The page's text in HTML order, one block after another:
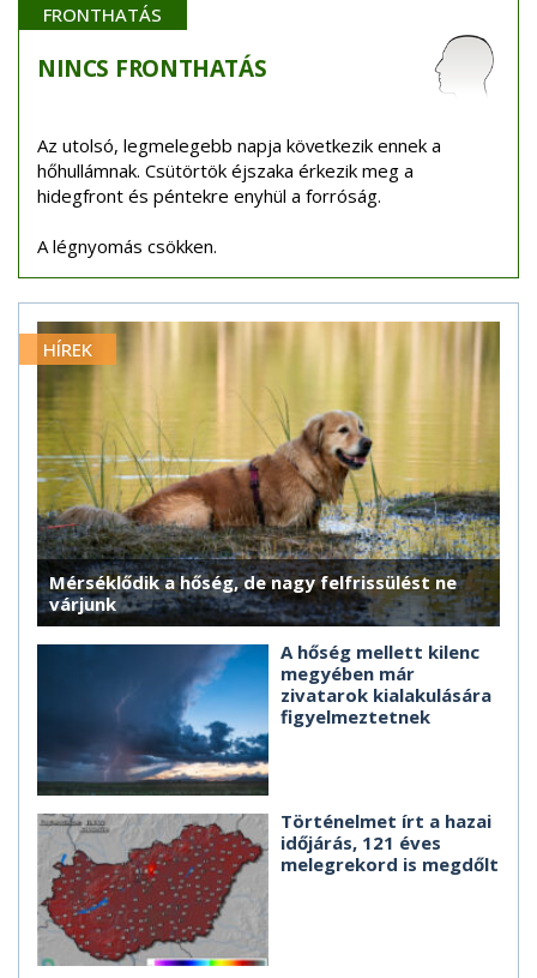
FRONTHATÁS
NINCS FRONTHATÁS
Az utolsó, legmelegebb napja következik ennek a
hőhullámnak. Csütörtök éjszaka érkezik meg a
hidegfront és péntekre enyhül a forróság.
A légnyomás csökken.
HÍREK
Mérséklődik a hőség, de nagy felfrissülést ne
várjunk
A hőség mellett kilenc
megyében már
zivatarok kialakulására
figyelmeztetnek
Történelmet írt a hazai
időjárás, 121 éves
melegrekord is megdőlt